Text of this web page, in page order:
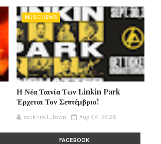
MUSIC NEWS
Η Νέα Ταινία Των Linkin Park
Έρχεται Τον Σεπτέμβριο!
rocknroll_town Aug 04, 2026
FACEBOOK